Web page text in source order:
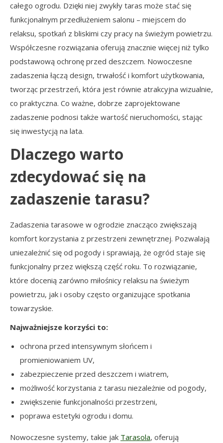
całego ogrodu. Dzięki niej zwykły taras może stać się
funkcjonalnym przedłużeniem salonu – miejscem do
relaksu, spotkań z bliskimi czy pracy na świeżym powietrzu.
Współczesne rozwiązania oferują znacznie więcej niż tylko
podstawową ochronę przed deszczem. Nowoczesne
zadaszenia łączą design, trwałość i komfort użytkowania,
tworząc przestrzeń, która jest równie atrakcyjna wizualnie,
co praktyczna. Co ważne, dobrze zaprojektowane
zadaszenie podnosi także wartość nieruchomości, stając
się inwestycją na lata.
Dlaczego warto
zdecydować się na
zadaszenie tarasu?
Zadaszenia tarasowe w ogrodzie znacząco zwiększają
komfort korzystania z przestrzeni zewnętrznej. Pozwalają
uniezależnić się od pogody i sprawiają, że ogród staje się
funkcjonalny przez większą część roku. To rozwiązanie,
które docenią zarówno miłośnicy relaksu na świeżym
powietrzu, jak i osoby często organizujące spotkania
towarzyskie.
Najważniejsze korzyści to:
ochrona przed intensywnym słońcem i
promieniowaniem UV,
zabezpieczenie przed deszczem i wiatrem,
możliwość korzystania z tarasu niezależnie od pogody,
zwiększenie funkcjonalności przestrzeni,
poprawa estetyki ogrodu i domu.
Nowoczesne systemy, takie jak Tarasola, oferują